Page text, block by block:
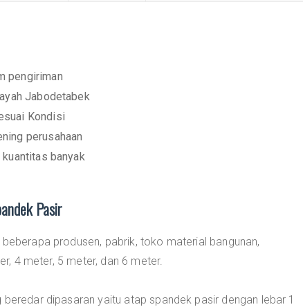
pengiriman
Jabodetabek
Kondisi
perusahaan
banyak
Pasir
produsen, pabrik, toko material bangunan,
4 meter, 5 meter, dan 6 meter.
dipasaran yaitu atap spandek pasir dengan lebar 1